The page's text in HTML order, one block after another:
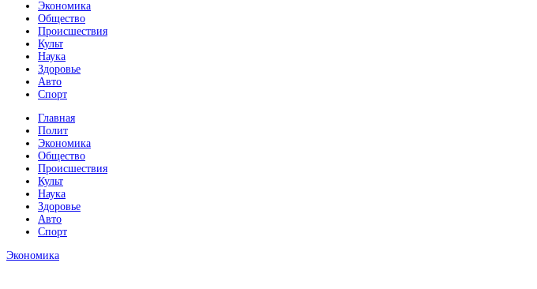
Экономика
Общество
Происшествия
Культ
Наука
Здоровье
Авто
Спорт
Главная
Полит
Экономика
Общество
Происшествия
Культ
Наука
Здоровье
Авто
Спорт
Экономика